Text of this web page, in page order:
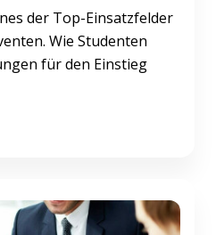
der Top-Einsatzfelder
Wie Studenten
für den Einstieg